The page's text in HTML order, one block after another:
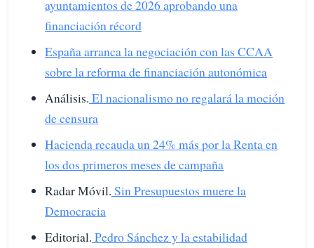
ayuntamientos de 2026 aprobando una
financiación récord
España arranca la negociación con las CCAA
sobre la reforma de financiación autonómica
Análisis. El nacionalismo no regalará la moción
de censura
Hacienda recauda un 24% más por la Renta en
los dos primeros meses de campaña
Radar Móvil. Sin Presupuestos muere la
Democracia
Editorial. Pedro Sánchez y la estabilidad